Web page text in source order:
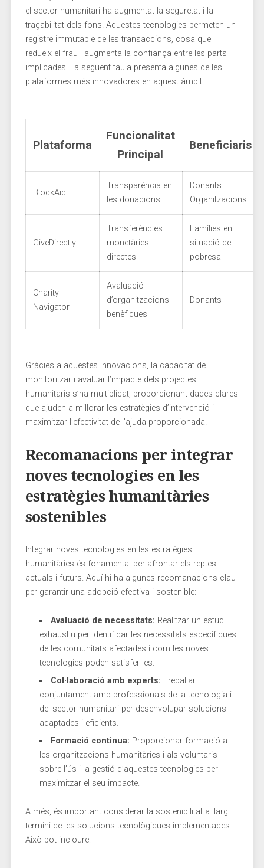
el sector humanitari ha augmentat la seguretat i la
traçabilitat dels fons. Aquestes tecnologies permeten un
registre immutable de les transaccions, cosa que
redueix el frau i augmenta la confiança entre les parts
implicades. ‌La següent taula presenta algunes de les
plataformes més ⁢innovadores en ⁢aquest àmbit:
Plataforma
Funcionalitat
Principal
Beneficiaris
BlockAid
Transparència en
les donacions
Donants i
Organitzacions
GiveDirectly
Transferències
monetàries
directes
Famílies en
situació de
pobresa
Charity
Navigator
Avaluació
d’organitzacions
⁢benèfiques
Donants
Gràcies a aquestes innovacions, la capacitat ​de
monitoritzar i avaluar l’impacte dels projectes
humanitaris s’ha multiplicat, proporcionant dades clares
que ajuden a ⁤millorar les estratègies d’intervenció i
maximitzar l’efectivitat ⁣de⁤ l’ajuda proporcionada.
Recomanacions per integrar
noves tecnologies en‍ les​
estratègies humanitàries
sostenibles
Integrar noves tecnologies en les estratègies
humanitàries és fonamental per afrontar els reptes
actuals i futurs. Aquí hi ha ​algunes recomanacions clau
per garantir ⁣una adopció efectiva ‍i sostenible:
Avaluació ‌de‌ necessitats: Realitzar un estudi
exhaustiu per identificar les‍ necessitats específiques
de les comunitats afectades i com les noves
tecnologies poden ‍satisfer-les.
Col·laboració⁤ amb experts: Treballar
conjuntament amb professionals de la⁣ tecnologia i
del sector humanitari per desenvolupar‌ solucions
adaptades i eficients.
Formació continua: ⁢Proporcionar formació ‍a
les organitzacions humanitàries i als voluntaris
sobre l’ús i la gestió d’aquestes tecnologies ⁣per
maximitzar ⁢el seu impacte.
A més, és important considerar la sostenibilitat a llarg
termini de les solucions tecnològiques implementades.
Això pot incloure: